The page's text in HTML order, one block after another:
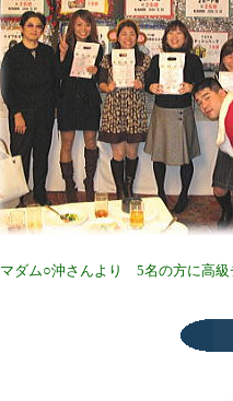
マダム○沖さんより 5名の方に高級